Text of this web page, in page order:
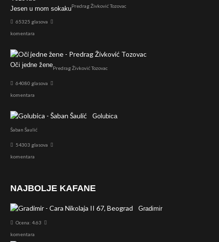
Jesen u mom sokakuPredrag Živković Tozovac
65325 glasova
komentara
Oči jedne ženePredrag Živković Tozovac
64080 glasova
komentara
Golubica
Šaban Šaulić
54303 glasova
komentara
NAJBOLJE KAFANE
Gradimir
Ocena: 4.63
komentara